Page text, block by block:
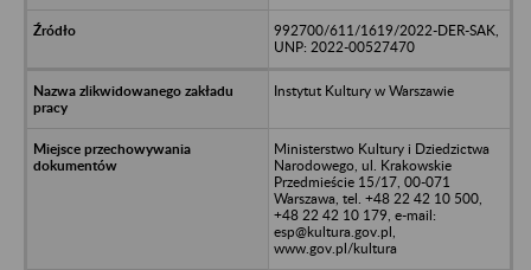
992700/611/1619/2022-DER-SAK,
UNP: 2022-00527470
Instytut Kultury w Warszawie
Ministerstwo Kultury i Dziedzictwa
Narodowego, ul. Krakowskie
Przedmieście 15/17, 00-071
Warszawa, tel. +48 22 42 10 500,
+48 22 42 10 179, e-mail:
esp@kultura.gov.pl,
www.gov.pl/kultura